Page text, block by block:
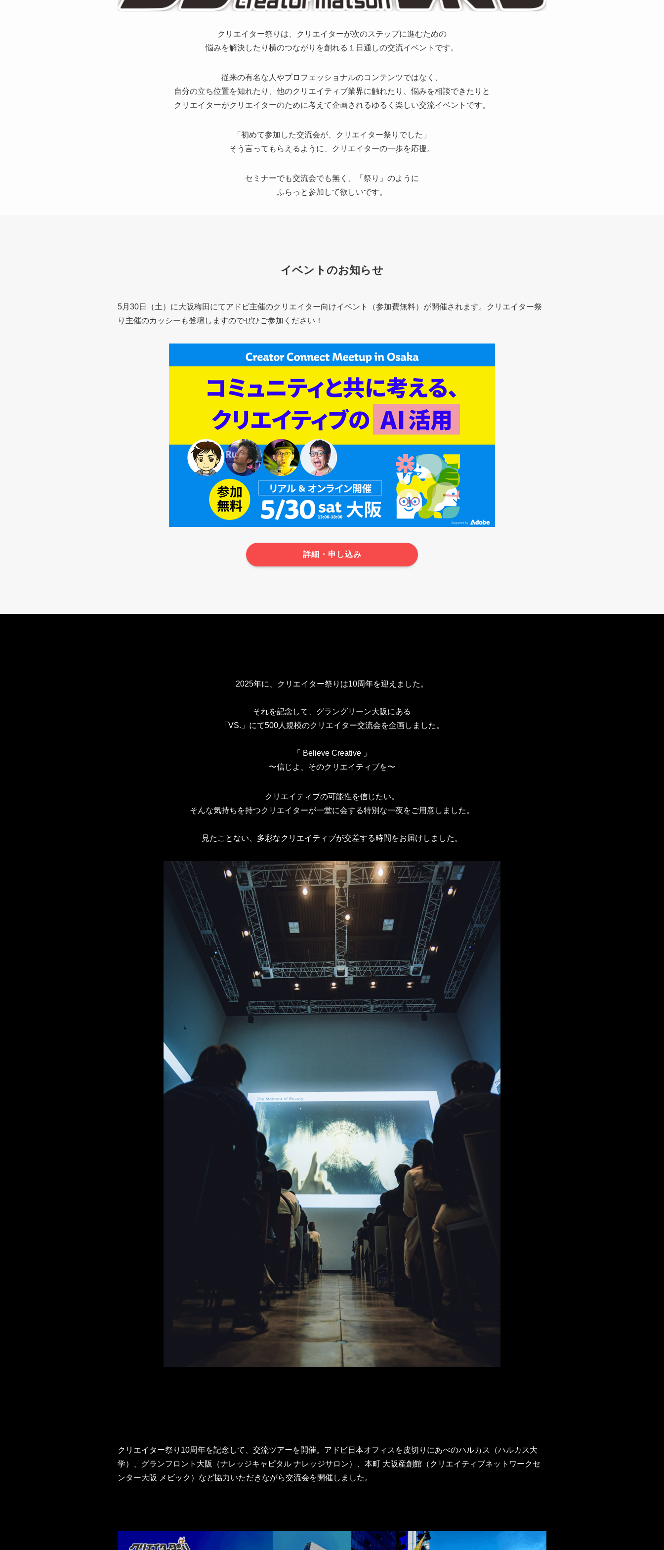
クリエイター祭りは、クリエイターが次のステップに進むための
悩みを解決したり横のつながりを創れる１日通しの交流イベントです。
従来の有名な人やプロフェッショナルのコンテンツではなく、
自分の立ち位置を知れたり、他のクリエイティブ業界に触れたり、悩みを相談できたりと
クリエイターがクリエイターのために考えて企画されるゆるく楽しい交流イベントです。
「初めて参加した交流会が、クリエイター祭りでした」
そう言ってもらえるように、クリエイターの一歩を応援。
セミナーでも交流会でも無く、「祭り」のように
ふらっと参加して欲しいです。
イベントのお知らせ
5月30日（土）に大阪梅田にてアドビ主催のクリエイター向けイベント（参加費無料）が開催されます。クリエイター祭
り主催のカッシーも登壇しますのでぜひご参加ください！
詳細・申し込み
2025年に、クリエイター祭りは10周年を迎えました。
それを記念して、グラングリーン大阪にある
「VS.」にて500人規模のクリエイター交流会を企画しました。
「 Believe Creative 」
〜信じよ、そのクリエイティブを〜
クリエイティブの可能性を信じたい。
そんな気持ちを持つクリエイターが一堂に会する特別な一夜をご用意しました。
見たことない、多彩なクリエイティブが交差する時間をお届けしました。
クリエイター祭り10周年を記念して、交流ツアーを開催。アドビ日本オフィスを皮切りにあべのハルカス（ハルカス大
学）、グランフロント大阪（ナレッジキャピタル ナレッジサロン）、本町 大阪産創館（クリエイティブネットワークセ
ンター大阪 メビック）など協力いただきながら交流会を開催しました。